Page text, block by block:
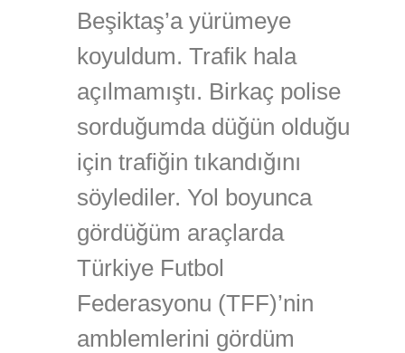
Beşiktaş’a yürümeye
koyuldum. Trafik hala
açılmamıştı. Birkaç polise
sorduğumda düğün olduğu
için trafiğin tıkandığını
söylediler. Yol boyunca
gördüğüm araçlarda
Türkiye Futbol
Federasyonu (TFF)’nin
amblemlerini gördüm